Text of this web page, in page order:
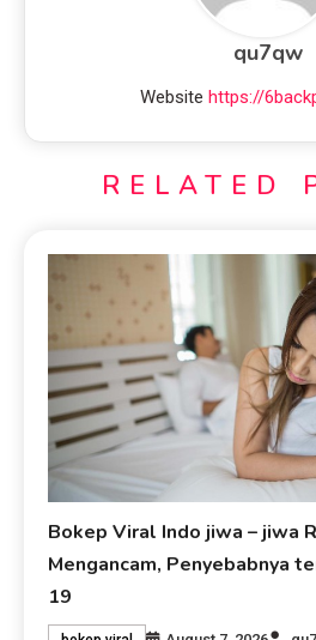
qu7qw
Website https://
RELATED
Bokep Viral Indo jiwa – jiwa
Mengancam, Penyebabnya
19